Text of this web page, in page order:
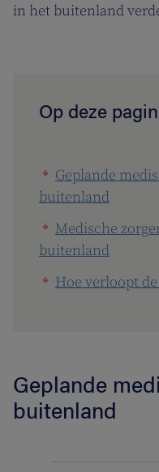
in het buitenland
Op deze
Geplande
buitenland
Medische
buitenland
Hoe verloopt
Geplande
buitenland